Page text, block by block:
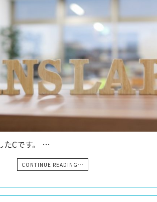
たCです。 …
CONTINUE READING…